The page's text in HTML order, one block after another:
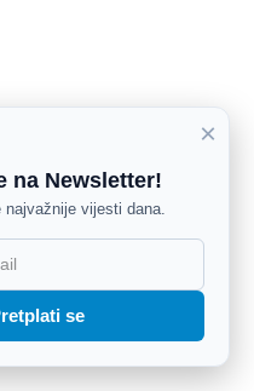
×
na Newsletter!
najvažnije vijesti dana.
se